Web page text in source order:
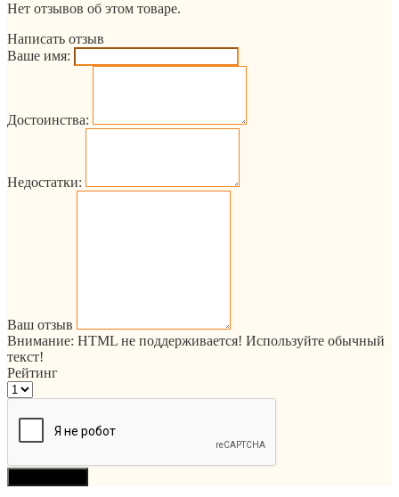
Нет отзывов об этом товаре.
Написать отзыв
Ваше имя:
Достоинства:
Недостатки:
Ваш отзыв
Внимание: HTML не поддерживается! Используйте обычный
текст!
Рейтинг